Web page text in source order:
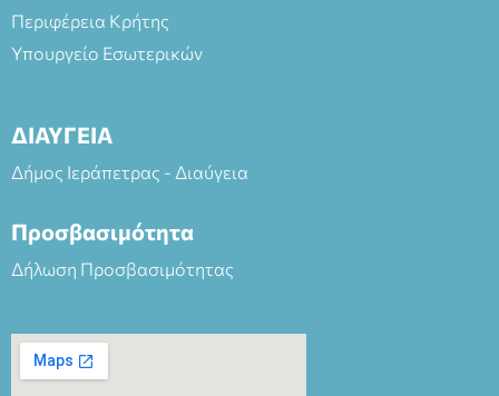
Περιφέρεια Κρήτης
Υπουργείο Εσωτερικών
ΔΙΑΥΓΕΙΑ
Δήμος Ιεράπετρας - Διαύγεια
Προσβασιμότητα
Δήλωση Προσβασιμότητας